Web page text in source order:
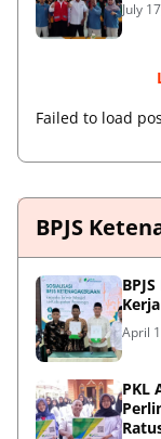
July
Failed to load
BPJS
April
PKL